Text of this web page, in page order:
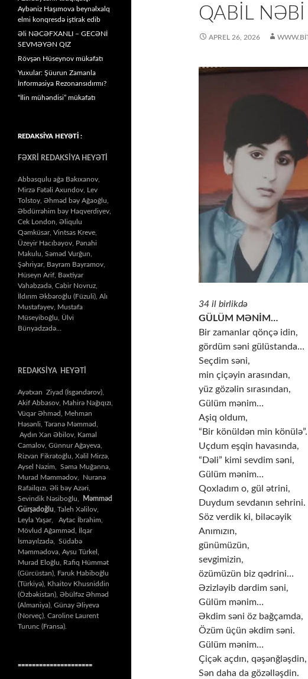
QABIL
APREL 26, 2026
34 il birlikdə
GÜLÜM MƏNİM…
Bir zamanlar qönçə idin,
gördüm səni gülüstanda…
Seçdim səni,
min çiçəyin arasından,
yüz gözəlin sırasından,
Gülüm mənim…
Aşiq oldum,
“Bir könüldən min könülə”.
Uçdum eşqin havasında,
“Dəli” kimi sevdim səni,
Gülüm mənim…
Qoxladım o, gül ətrini,
Duydum sevdanın sehrini.
Söz verdik ki, biləcəyik
Anımızın,
günümüzün,
sevgimizin,
özümüzün biz qədrini…
Əzizləyib dərdim səni,
Gülüm mənim…
Əkdim səni öz bağçamda,
Özüm üçün əkdim səni.
Gülüm mənim…
Çiçək açdın,
Sən daha da gözəlləşdin.
Aybəniz Haşımova beynəlxalq
elmi konqresdə iştirak edib
Əli NƏCƏFXANLI – GECƏNİ
SEVMƏYƏN QIZ
Rövşən Hüseynov mükafatı
Yuxular: Şüurun Zamanla
İnformasiya Rezonansıdırmı?
“İlin mühəndisi” mükafatı
REDAKSİYA HEYƏTİ :
FƏXRİ REDAKSİYA HEYƏTİ
Abbasqulu ağa Bakıxanov,
Mirzə Fətəli Axundov, Lev
Tolstoy, Əhməd bəy Ağaoğlu,
Əbdürrəhim bəy Haqverdiyev,
Cek London, Əliqulu
Qəmküsar, Vintsas Kreve,
Üzeyir Hacıbəyov, Pənahi
Makulu, Səməd Vurğun,
Şəhriyar, Bayram Bayramov,
Hüseyn Arif, Bəxtiyar
Vahabzadə, Cabir Novruz,
İldırım Əkbəroğlu (Füzuli), Alı
Mustafayev, Mustafa
Müseyiboğlu, Ülvi
Bünyadzadə…
REDAKSİYA HEYƏTİ
Ayətxan Ziyad (İsgəndərov),
Akif Abbasov, Mahirə Nağıqızı,
Vüqar Əhməd, Mehman
Həsənli, Təranə Məmməd,
Aydın Xan Əbilov, Kamal
Camalov, Günnur Ağayeva,
Rizvan Fikrətoğlu, Xəlil Mirzə,
Aysel Nazim, Səma Muğanna,
Murad Məmmədov, Nuranə
Rafailqızı, Əli bəy Azəri,
Sevindik Nəsiboğlu,
Məmməd
Gürşadoğlu , Taleh Xəlilov,
Leyla Yaşar, Aytac İbrahim,
Mövlud Ağamməd, İlqar
İsmayılzadə, Südabə
Məmmədova, Aysu Türkel,
Murad Eloğlu, Rafiq Hümmət
(Gürcüstan), Faruk Habiboğlu
(Türkiyə), Khaitov Khusniddin
(Özbəkistan), Əbülfəz Əhməd
(Almaniya), Günay Əliyeva
(Norveç). Caroline Laurent
Turunc (Fransa).
=====================